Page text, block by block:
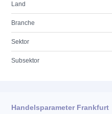
Land
Branche
Sektor
Subsektor
Handelsparameter Frankfurt